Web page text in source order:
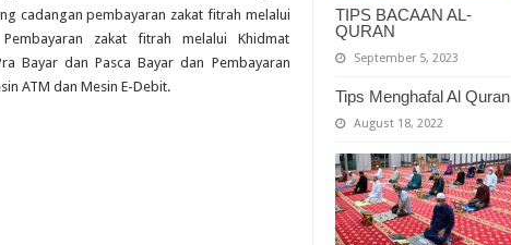
TIPS BACAAN AL-
QURAN
September 5, 2023
Tips Menghafal Al Quran
August 18, 2022
cadangan pembayaran zakat fitrah melalui
zakat fitrah melalui Khidmat
Bayar dan Pasca Bayar dan Pembayaran
ATM dan Mesin E-Debit.